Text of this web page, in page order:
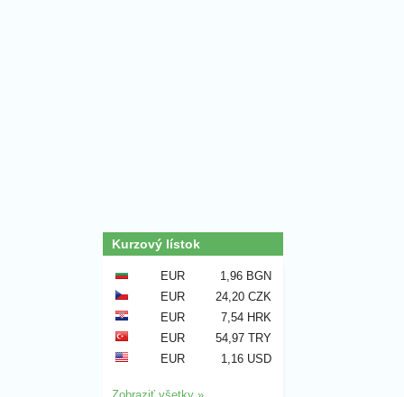
Kurzový lístok
EUR
1,96 BGN
EUR
24,20 CZK
EUR
7,54 HRK
EUR
54,97 TRY
EUR
1,16 USD